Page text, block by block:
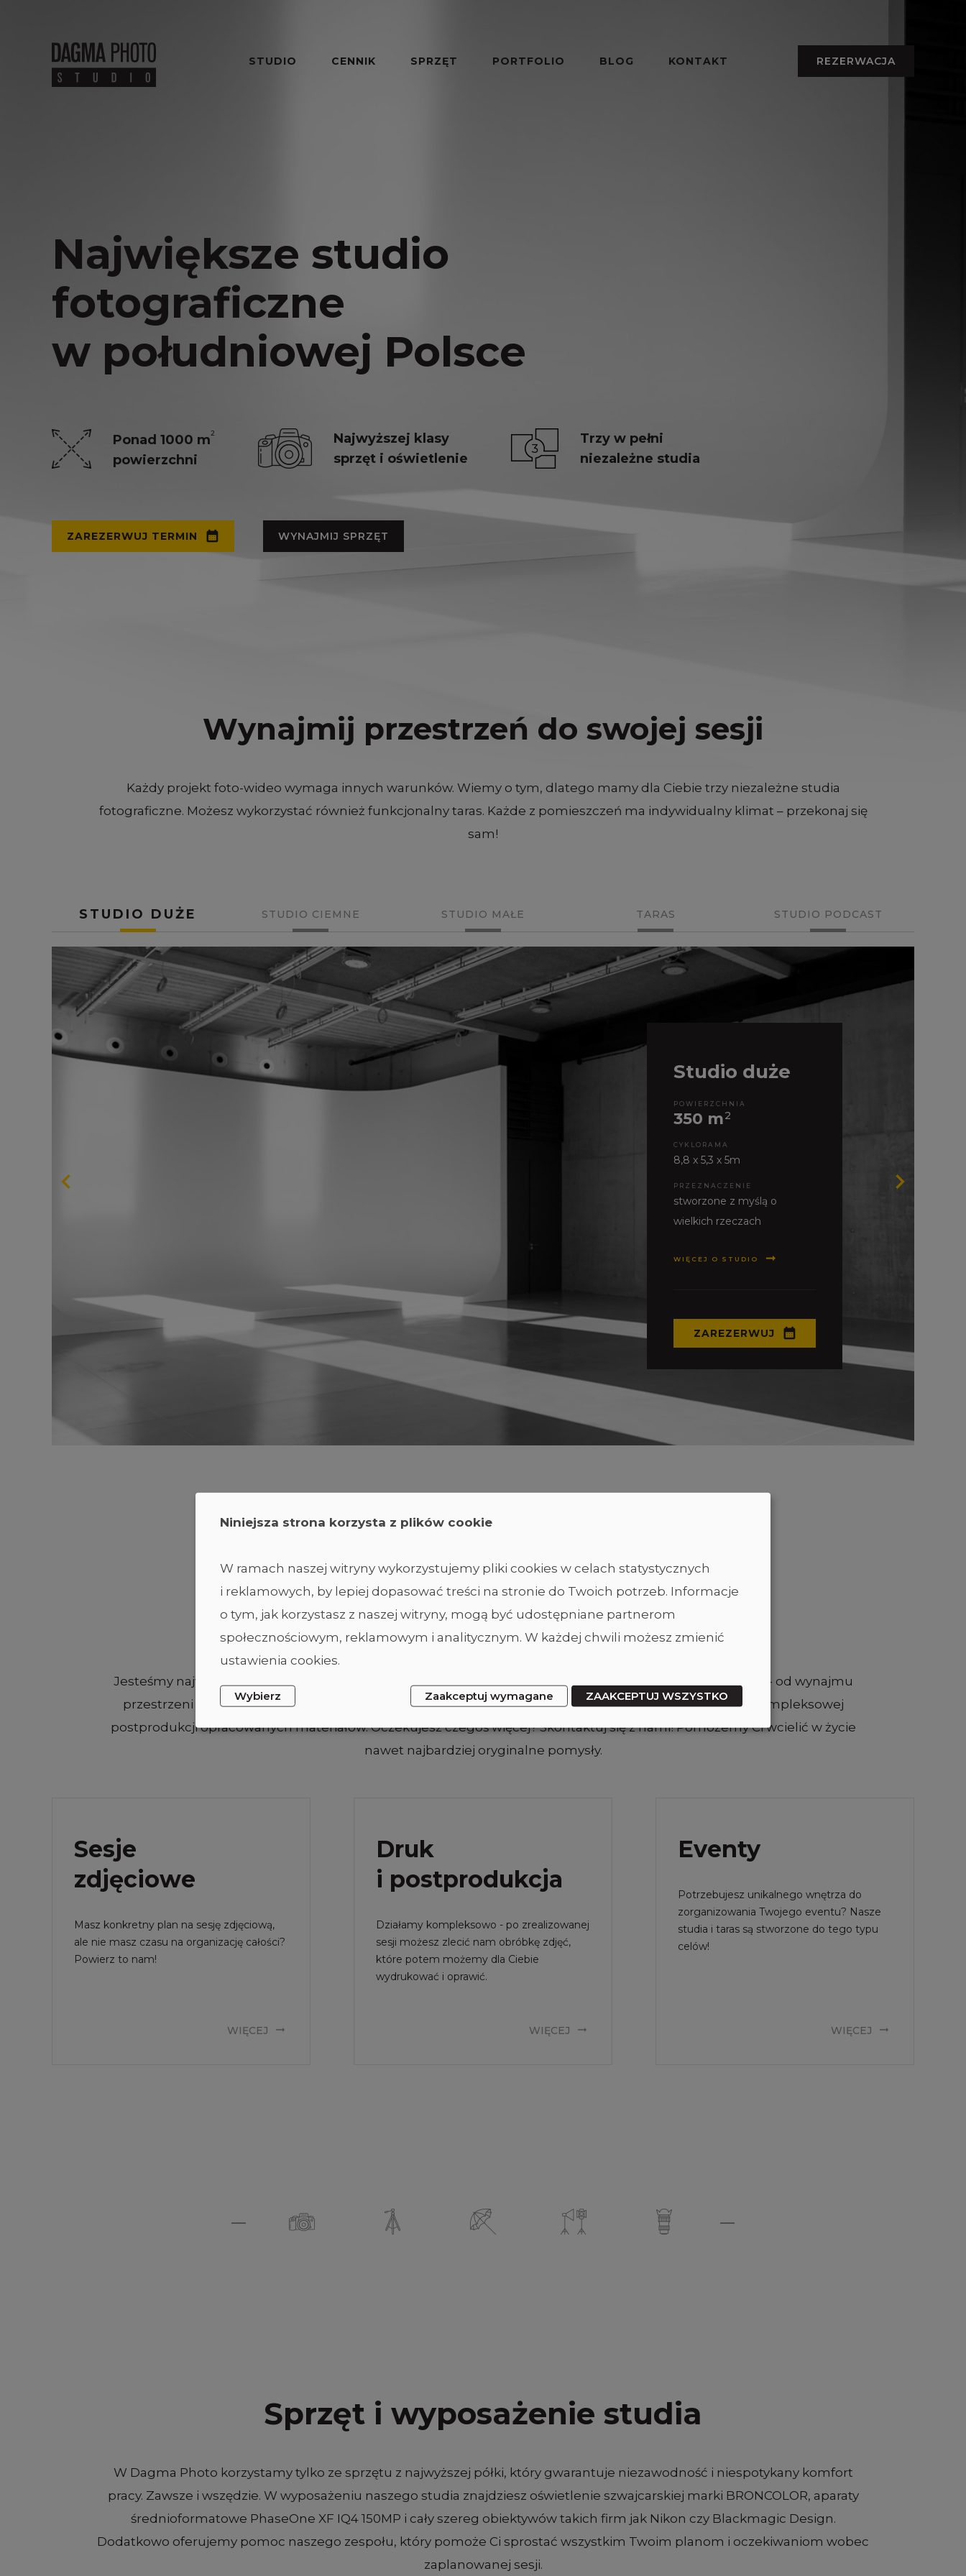
STUDIO CENNIK SPRZĘT PORTFOLIO BLOG KONTAKT REZERWACJA
Największe studio
fotograficzne
w południowej Polsce
Ponad 1000 m2
powierzchni
Najwyższej klasy
sprzęt i oświetlenie
Trzy w pełni
niezależne studia
ZAREZERWUJ TERMIN WYNAJMIJ SPRZĘT
Wynajmij przestrzeń do swojej sesji
Każdy projekt foto-wideo wymaga innych warunków. Wiemy o tym, dlatego mamy dla Ciebie trzy niezależne studia
fotograficzne. Możesz wykorzystać również funkcjonalny taras. Każde z pomieszczeń ma indywidualny klimat – przekonaj się
sam!
STUDIO DUŻE STUDIO CIEMNE STUDIO MAŁE TARAS STUDIO PODCAST
Studio duże
POWIERZCHNIA
350 m2
CYKLORAMA
8,8 x 5,3 x 5m
PRZEZNACZENIE
stworzone z myślą o
wielkich rzeczach
WIĘCEJ O STUDIO
ZAREZERWUJ
Poznaj naszą ofertę
Jesteśmy największym w południowej Polsce studiem fotograficznym. Oferujemy szeroki wachlarz usług - od wynajmu
przestrzeni (studia) i sprzętu, przez realizację sesji fotograficznych oraz materiałów wideo, kończąc na kompleksowej
postprodukcji opracowanych materiałów. Oczekujesz czegoś więcej? Skontaktuj się z nami! Pomożemy Ci wcielić w życie
nawet najbardziej oryginalne pomysły.
Sesje
zdjęciowe
Masz konkretny plan na sesję zdjęciową,
ale nie masz czasu na organizację całości?
Powierz to nam!
WIĘCEJ
Druk
i postprodukcja
Działamy kompleksowo - po zrealizowanej
sesji możesz zlecić nam obróbkę zdjęć,
które potem możemy dla Ciebie
wydrukować i oprawić.
WIĘCEJ
Eventy
Potrzebujesz unikalnego wnętrza do
zorganizowania Twojego eventu? Nasze
studia i taras są stworzone do tego typu
celów!
WIĘCEJ
Sprzęt i wyposażenie studia
W Dagma Photo korzystamy tylko ze sprzętu z najwyższej półki, który gwarantuje niezawodność i niespotykany komfort
pracy. Zawsze i wszędzie. W wyposażeniu naszego studia znajdziesz oświetlenie szwajcarskiej marki BRONCOLOR, aparaty
średnioformatowe PhaseOne XF IQ4 150MP i cały szereg obiektywów takich firm jak Nikon czy Blackmagic Design.
Dodatkowo oferujemy pomoc naszego zespołu, który pomoże Ci sprostać wszystkim Twoim planom i oczekiwaniom wobec
zaplanowanej sesji.
Niniejsza strona korzysta z plików cookie
W ramach naszej witryny wykorzystujemy pliki cookies w celach statystycznych
i reklamowych, by lepiej dopasować treści na stronie do Twoich potrzeb. Informacje
o tym, jak korzystasz z naszej witryny, mogą być udostępniane partnerom
społecznościowym, reklamowym i analitycznym. W każdej chwili możesz zmienić
ustawienia cookies.
Wybierz Zaakceptuj wymagane ZAAKCEPTUJ WSZYSTKO